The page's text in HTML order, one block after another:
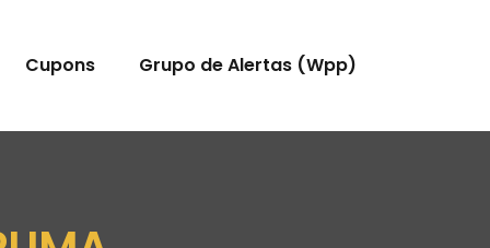
Cupons Grupo de Alertas (Wpp)